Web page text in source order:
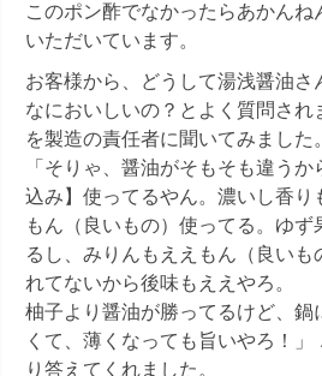
このポン酢でなかったらあかんね
いただいています。
お客様から、どうして湯浅醤油さ
なにおいしいの？とよく質問され
を製造の責任者に聞いてみました。
「そりゃ、醤油がそもそも違う
込み】使ってるやん。濃いし香り
もん（良いもの）使ってる。ゆず
るし、みりんもええもん（良いも
れてないから後味もええやろ。
柚子より醤油が勝ってるけど、鍋
くて、薄くなっても旨いやろ！
り答えてくれました。